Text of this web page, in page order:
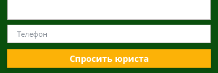
Спросить юриста